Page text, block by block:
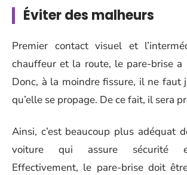
Éviter des malheurs
Premier contact visuel et
chauffeur et la route, le pare-brise a
Donc, à la moindre fissure, il ne faut
qu’elle se propage. De ce fait, il sera
Ainsi, c’est beaucoup plus adéquat
voiture qui assure sécurité
Effectivement, le pare-brise doit